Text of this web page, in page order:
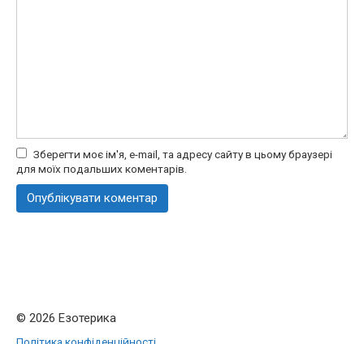
Зберегти моє ім'я, e-mail, та адресу сайту в цьому браузері
для моїх подальших коментарів.
© 2026 Езотерика